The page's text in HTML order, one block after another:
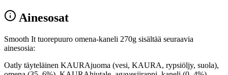
Ainesosat
Smooth It tuorepuuro omena-kaneli 270g sisältää seuraavia
ainesosia:
Oatly täyteläinen KAURAjuoma (vesi, KAURA, rypsiöljy, suola),